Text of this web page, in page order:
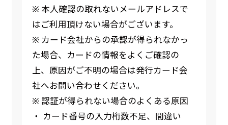
※ 本人確認の取れないメールアドレスで
はご利用頂けない場合がございます。
※ カード会社からの承認が得られなかっ
た場合、カードの情報をよくご確認の
上、原因がご不明の場合は発行カード会
社へお問い合わせください。
※ 認証が得られない場合のよくある原因
・ カード番号の入力桁数不足、間違い